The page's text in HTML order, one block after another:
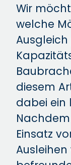
Wir
welche
diesem
dabei ein
Einsatz